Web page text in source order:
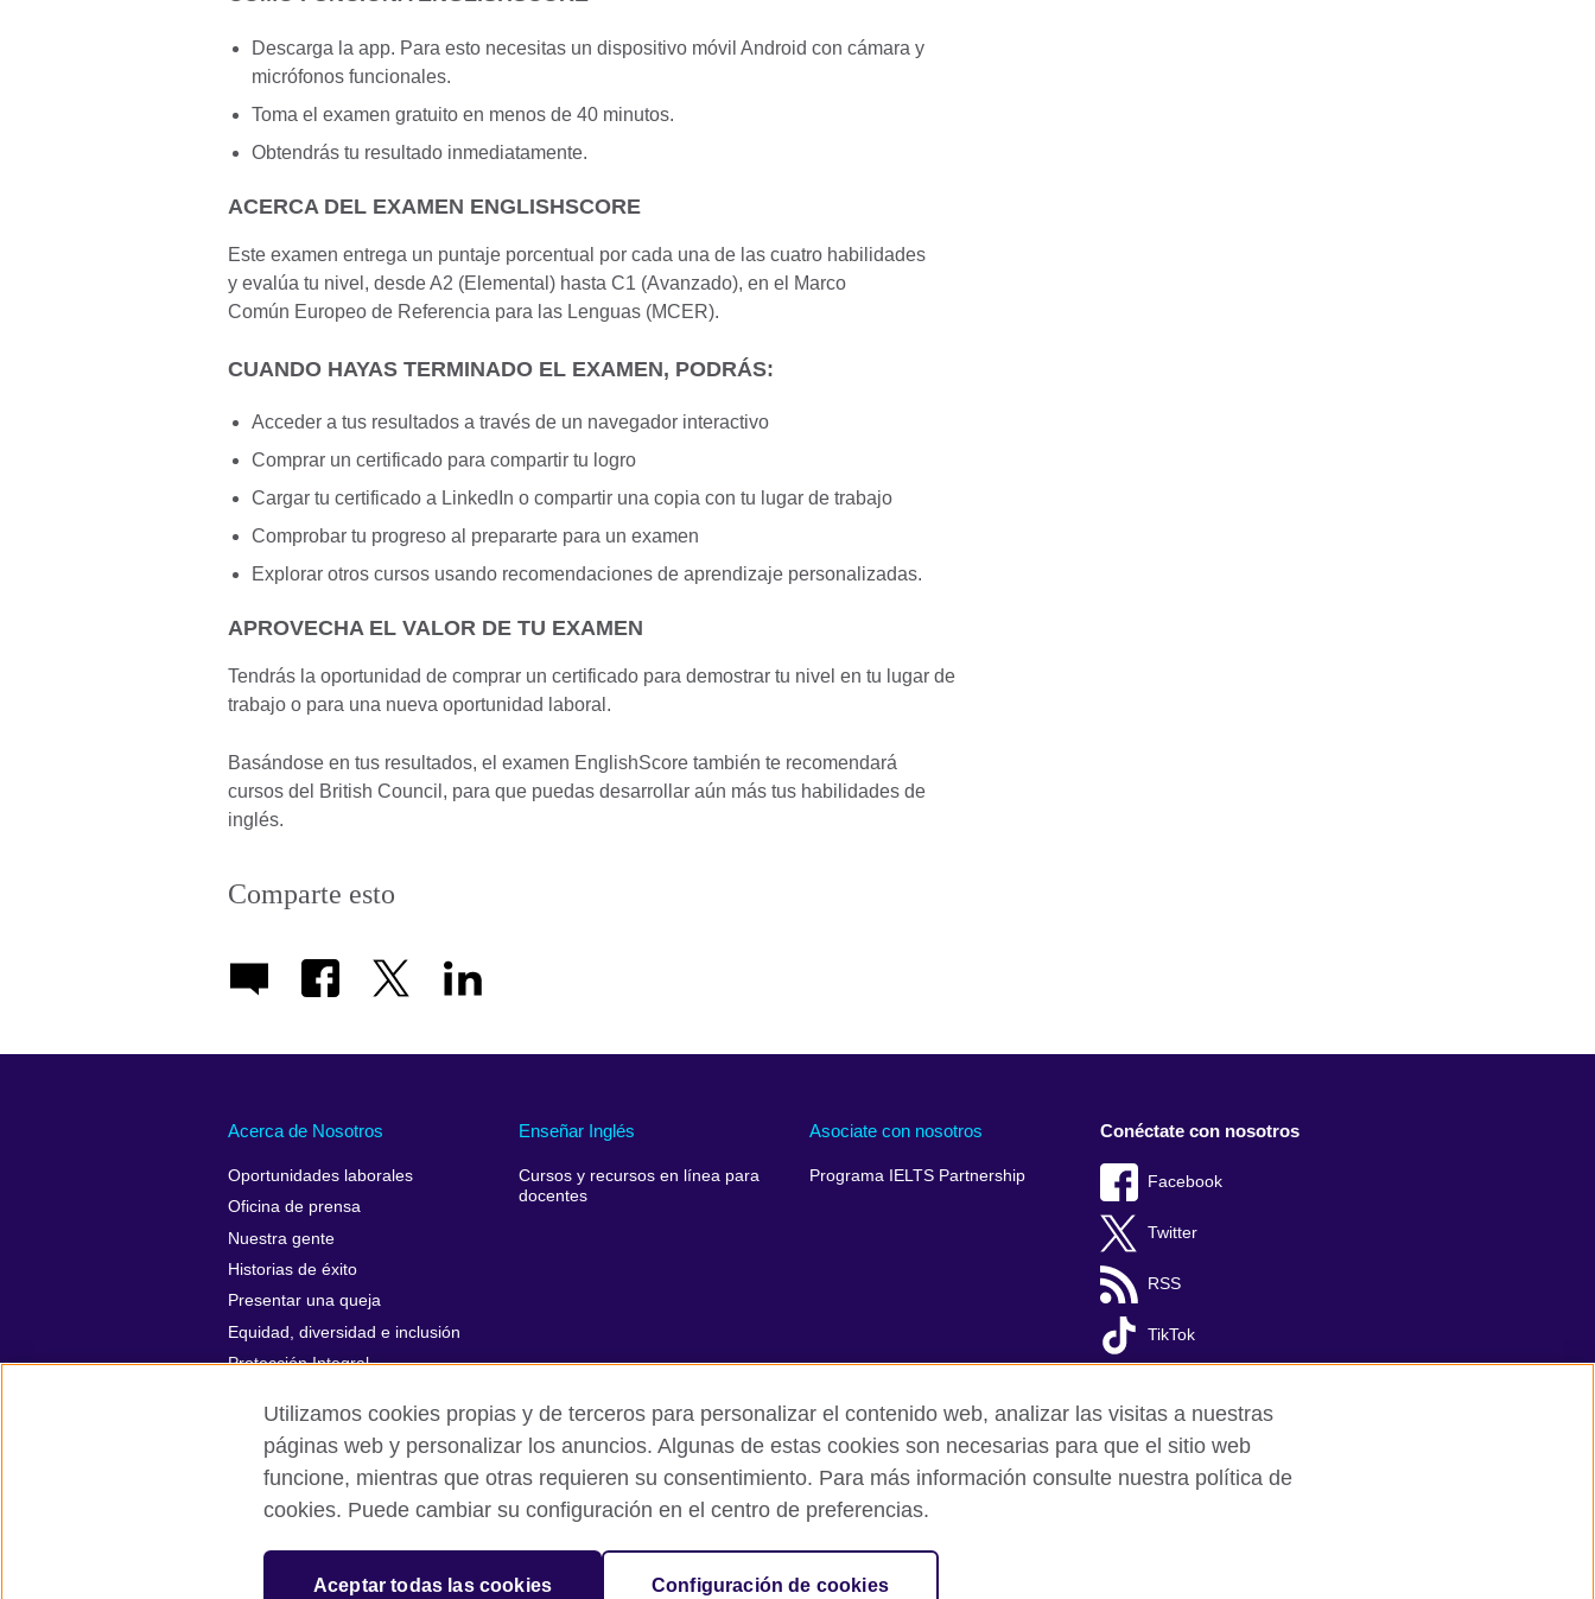
Descarga la app. Para esto necesitas un dispositivo móvil Android con cámara y
micrófonos funcionales.
Toma el examen gratuito en menos de 40 minutos.
Obtendrás tu resultado inmediatamente.
ACERCA DEL EXAMEN ENGLISHSCORE
Este examen entrega un puntaje porcentual por cada una de las cuatro habilidades
y evalúa tu nivel, desde A2 (Elemental) hasta C1 (Avanzado), en el Marco
Común Europeo de Referencia para las Lenguas (MCER).
CUANDO HAYAS TERMINADO EL EXAMEN, PODRÁS:
Acceder a tus resultados a través de un navegador interactivo
Comprar un certificado para compartir tu logro
Cargar tu certificado a LinkedIn o compartir una copia con tu lugar de trabajo
Comprobar tu progreso al prepararte para un examen
Explorar otros cursos usando recomendaciones de aprendizaje personalizadas.
APROVECHA EL VALOR DE TU EXAMEN
Tendrás la oportunidad de comprar un certificado para demostrar tu nivel en tu lugar de
trabajo o para una nueva oportunidad laboral.
Basándose en tus resultados, el examen EnglishScore también te recomendará
cursos del British Council, para que puedas desarrollar aún más tus habilidades de
inglés.
Comparte esto
Acerca de Nosotros
Oportunidades laborales
Oficina de prensa
Nuestra gente
Historias de éxito
Presentar una queja
Equidad, diversidad e inclusión
Protección Integral
Enseñar Inglés
Cursos y recursos en línea para
docentes
Asociate con nosotros
Programa IELTS Partnership
Conéctate con nosotros
Facebook
Twitter
RSS
TikTok
British Council Global Políticas de privacidad y condiciones de uso Cookies Quejas y comentarios Mapa del sitio
A registered charity: 209131 (England and Wales) SC037733 (Scotland).
Utilizamos cookies propias y de terceros para personalizar el contenido web, analizar las visitas a nuestras
páginas web y personalizar los anuncios. Algunas de estas cookies son necesarias para que el sitio web
funcione, mientras que otras requieren su consentimiento. Para más información consulte nuestra política de
cookies. Puede cambiar su configuración en el centro de preferencias.
Aceptar todas las cookies Configuración de cookies